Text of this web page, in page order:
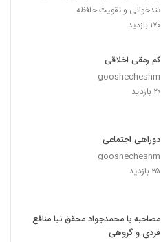
چیست؟
تندخوانی و تقویت حافظه
۱۷۰ بازدید
کم رمقی اخلاقی
gooshecheshm
۲۰ بازدید
دوراهی اجتماعی
gooshecheshm
۲۵ بازدید
مصاحبه با محمدجواد محقق نیا منافع
فردی و گروهی